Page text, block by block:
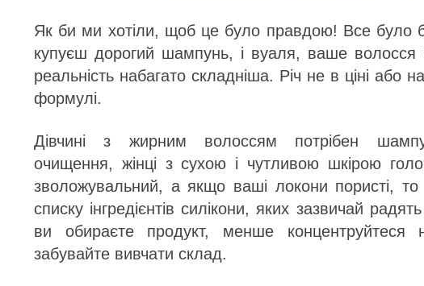
Як би ми хотіли, щоб це було правдою! Все було
купуєш дорогий шампунь, і вуаля, ваше волосся
реальність набагато складніша. Річ не в ціні або
формулі.
Дівчині з жирним волоссям потрібен
очищення, жінці з сухою і чутливою шкірою
зволожувальний, а якщо ваші локони пористі,
списку інгредієнтів силікони, яких зазвичай
ви обираєте продукт, менше концентруйтеся
забувайте вивчати склад.